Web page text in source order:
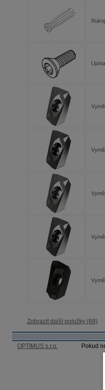
Zobrazit další položky (69)
OPTIMUS s.r.o. Pokud